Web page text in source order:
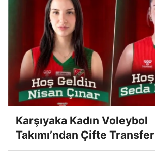
Karşıyaka Kadın Voleybol
Takımı’ndan Çifte Transfer